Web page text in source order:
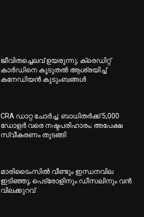
ജീവിതച്ചെലവ് ഉയരുന്നു; ക്രെഡിറ്റ്
കാർഡിനെ കൂടുതൽ ആശ്രയിച്ച്
കനേഡിയൻ കുടുംബങ്ങൾ
CRA ഡാറ്റ ചോർച്ച: ബാധിതർക്ക് 5,000
ഡോളർ വരെ നഷ്ടപരിഹാരം; അപേക്ഷ
സ്വീകരണം തുടങ്ങി
മാരിടൈംസിൽ വീണ്ടും ഇന്ധനവില
ഇടിഞ്ഞു; പെട്രോളിനും ഡീസലിനും വൻ
വിലക്കുറവ്